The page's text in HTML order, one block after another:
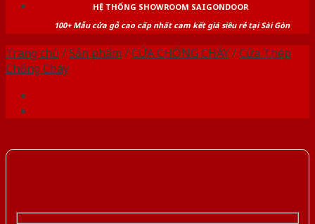
HỆ THỐNG SHOWROOM SAIGONDOOR
100+ Mẫu cửa gỗ cao cấp nhất cam kết giá siêu rẻ tại Sài Gòn
Trang chủ /Sản phẩm /CỬA CHỐNG CHÁY/Cửa Thép
Chống Cháy